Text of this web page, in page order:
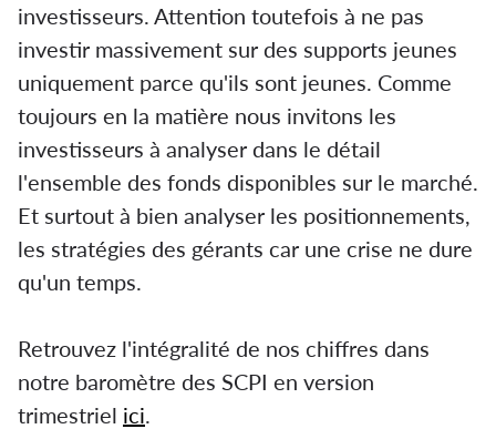
investisseurs. Attention toutefois à ne pas
investir massivement sur des supports jeunes
uniquement parce qu'ils sont jeunes. Comme
toujours en la matière nous invitons les
investisseurs à analyser dans le détail
l'ensemble des fonds disponibles sur le marché.
Et surtout à bien analyser les positionnements,
les stratégies des gérants car une crise ne dure
qu'un temps.
Retrouvez l'intégralité de nos chiffres dans
notre baromètre des SCPI en version
trimestriel ici